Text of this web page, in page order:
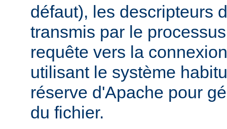
défaut), les descripteurs
transmis par le
requête vers la
utilisant le système
réserve d'Apache pour
du fichier.